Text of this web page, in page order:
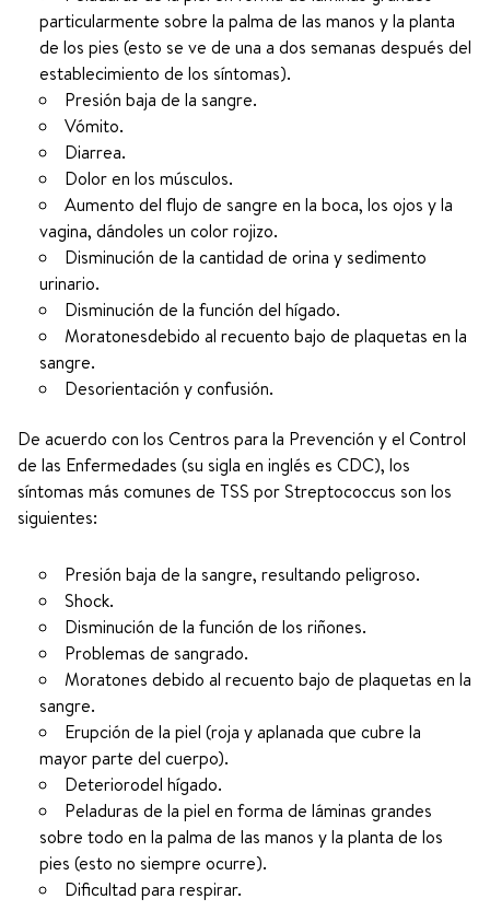
particularmente sobre la palma de las manos y la planta
de los pies (esto se ve de una a dos semanas después del
establecimiento de los síntomas).
Presión baja de la sangre.
Vómito.
Diarrea.
Dolor en los músculos.
Aumento del flujo de sangre en la boca, los ojos y la
vagina, dándoles un color rojizo.
Disminución de la cantidad de orina y sedimento
urinario.
Disminución de la función del hígado.
Moratonesdebido al recuento bajo de plaquetas en la
sangre.
Desorientación y confusión.
De acuerdo con los Centros para la Prevención y el Control
de las Enfermedades (su sigla en inglés es CDC), los
síntomas más comunes de TSS por Streptococcus son los
siguientes:
Presión baja de la sangre, resultando peligroso.
Shock.
Disminución de la función de los riñones.
Problemas de sangrado.
Moratones debido al recuento bajo de plaquetas en la
sangre.
Erupción de la piel (roja y aplanada que cubre la
mayor parte del cuerpo).
Deteriorodel hígado.
Peladuras de la piel en forma de láminas grandes
sobre todo en la palma de las manos y la planta de los
pies (esto no siempre ocurre).
Dificultad para respirar.